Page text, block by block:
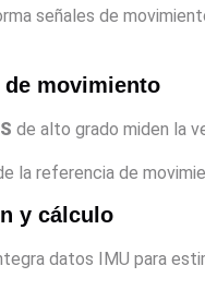
señales de
de movimiento
de alto grado miden la
la referencia de
y cálculo
datos IMU para